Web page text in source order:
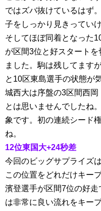
ではズバ抜けているはず
子をしっかり見きってい
そしてほぼ同着となった
が区間3位と好スタート
ました。駒は残してます
と10区東島選手の状態が
城西大は序盤の3区間西
とは思いませんでしたね
象です。初の連続シード
ね。
12位東国大+24秒差
今回のビッグサプライズ
この位置をどれだけキー
濱登選手が区間7位の好
は非常に良い流れをキー